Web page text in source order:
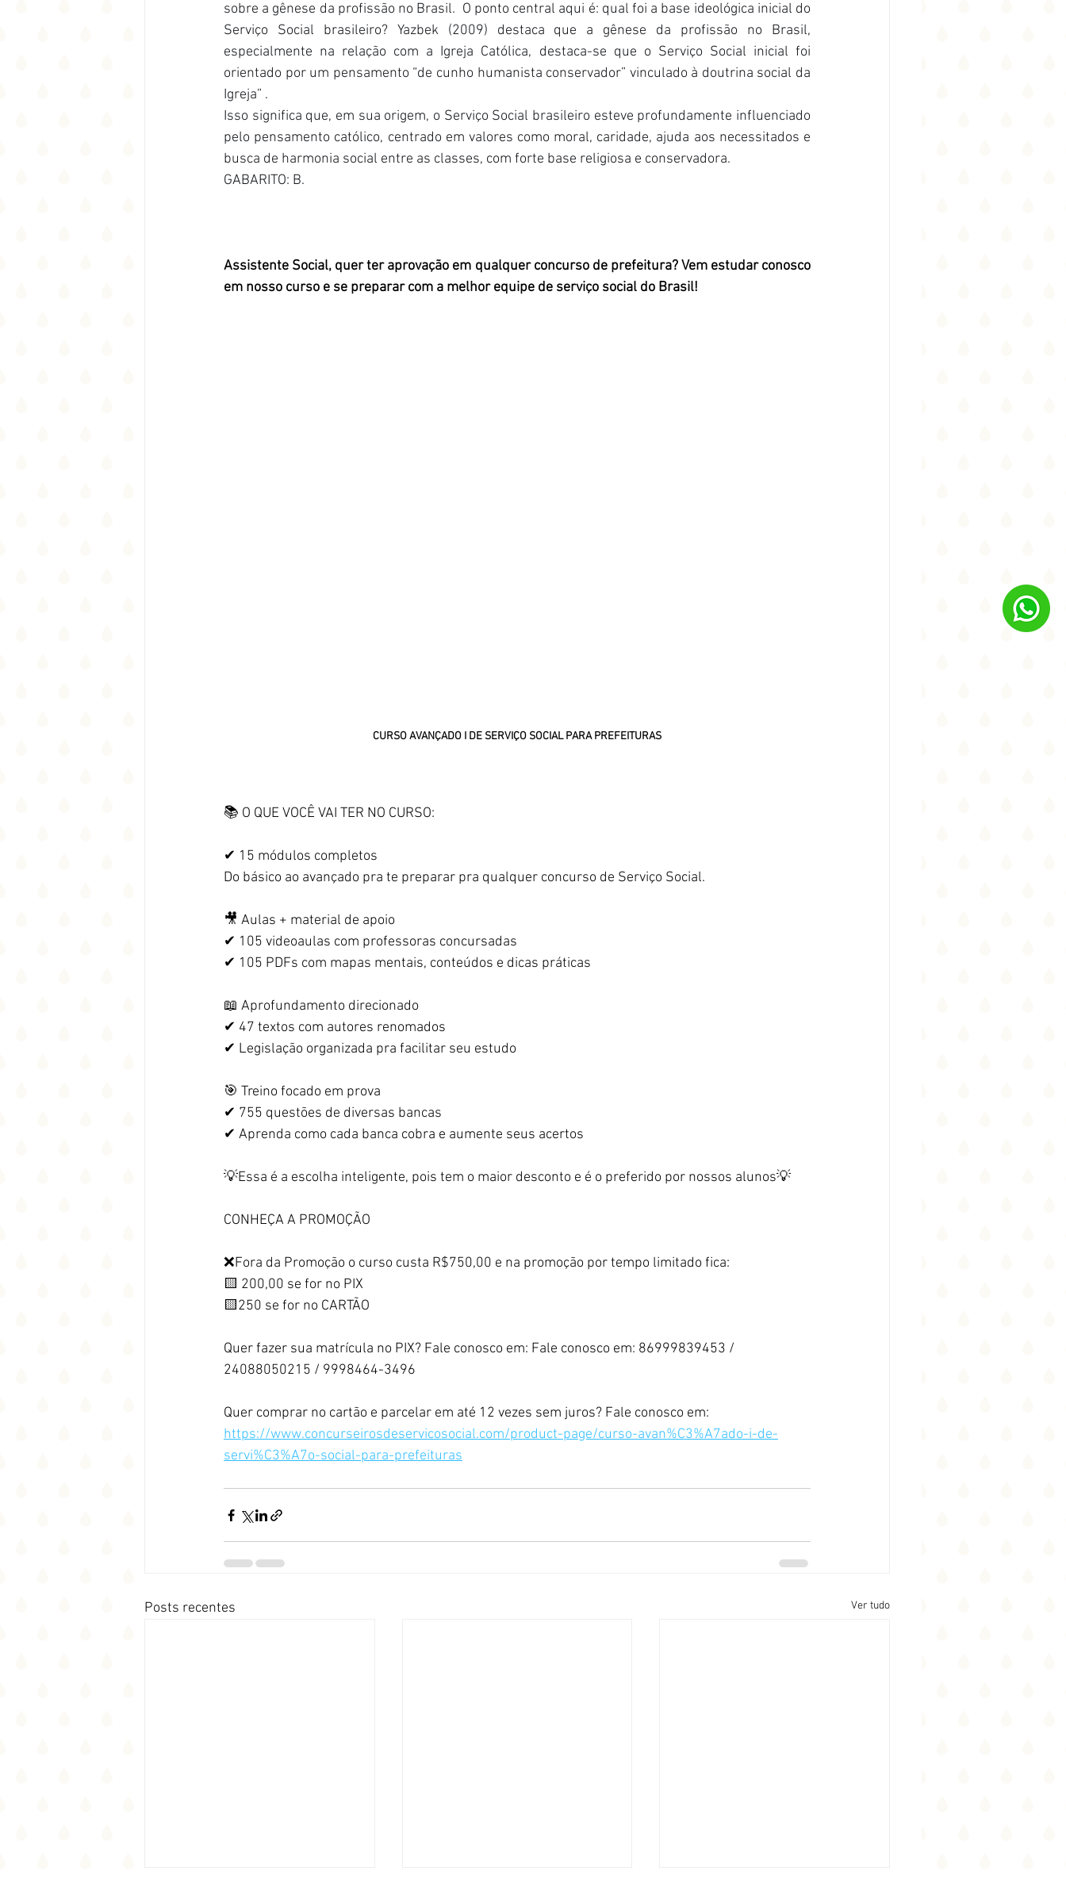
sobre a gênese da profissão no Brasil.  O ponto central aqui é: qual foi a base ideológica inicial do
Serviço Social brasileiro? Yazbek (2009) destaca que a gênese da profissão no Brasil,
especialmente na relação com a Igreja Católica, destaca-se que o Serviço Social inicial foi
orientado por um pensamento “de cunho humanista conservador” vinculado à doutrina social da
Igreja” .
Isso significa que, em sua origem, o Serviço Social brasileiro esteve profundamente influenciado
pelo pensamento católico, centrado em valores como moral, caridade, ajuda aos necessitados e
busca de harmonia social entre as classes, com forte base religiosa e conservadora.
GABARITO: B.
Assistente Social, quer ter aprovação em qualquer concurso de prefeitura? Vem estudar conosco
em nosso curso e se preparar com a melhor equipe de serviço social do Brasil!
CURSO AVANÇADO I DE SERVIÇO SOCIAL PARA PREFEITURAS
📚 O QUE VOCÊ VAI TER NO CURSO:
✔ 15 módulos completos
Do básico ao avançado pra te preparar pra qualquer concurso de Serviço Social.
🎥 Aulas + material de apoio
✔ 105 videoaulas com professoras concursadas
✔ 105 PDFs com mapas mentais, conteúdos e dicas práticas
📖 Aprofundamento direcionado
✔ 47 textos com autores renomados
✔ Legislação organizada pra facilitar seu estudo
🎯 Treino focado em prova
✔ 755 questões de diversas bancas
✔ Aprenda como cada banca cobra e aumente seus acertos
💡Essa é a escolha inteligente, pois tem o maior desconto e é o preferido por nossos alunos💡
CONHEÇA A PROMOÇÃO
❌Fora da Promoção o curso custa R$750,00 e na promoção por tempo limitado fica:
🟨 200,00 se for no PIX
🟨250 se for no CARTÃO
Quer fazer sua matrícula no PIX? Fale conosco em: Fale conosco em: 86999839453 /
24088050215 / 9998464-3496
Quer comprar no cartão e parcelar em até 12 vezes sem juros? Fale conosco em:
https://www.concurseirosdeservicosocial.com/product-page/curso-avan%C3%A7ado-i-de-
servi%C3%A7o-social-para-prefeituras
Posts recentes Ver tudo